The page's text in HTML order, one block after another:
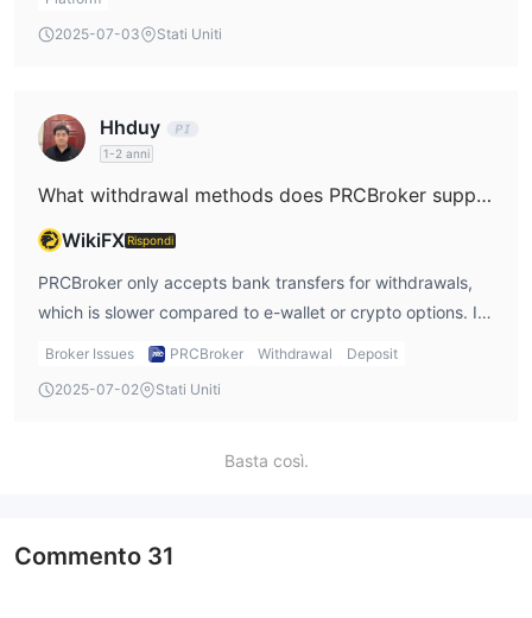
2025-07-03
Stati Uniti
Hhduy
1-2 anni
What withdrawal methods does PRCBroker support?
WikiFXRispondi
PRCBroker only accepts bank transfers for withdrawals,
which is slower compared to e-wallet or crypto options. If I
want to withdraw, I’ll likely have to wait several days for
Broker Issues PRCBroker Withdrawal
Deposit
2025-07-02
Stati Uniti
Basta così.
Commento 31